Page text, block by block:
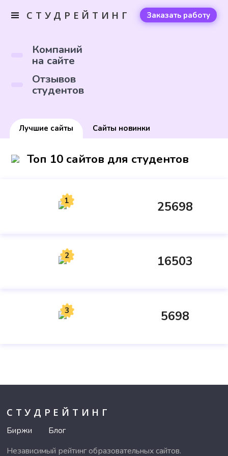
СТУДРЕЙТИНГ Заказать работу
Компаний
на сайте
Отзывов
студентов
Лучшие сайты Сайты новинки
Топ 10 сайтов для студентов
1 25698
2 16503
3 5698
СТУДРЕЙТИНГ
Биржи
Блог
Независимый рейтинг образовательных сайтов.